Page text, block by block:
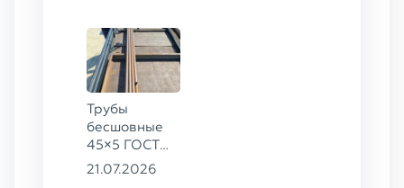
Трубы
бесшовные
45×5 ГОСТ
8734-75, ст.
21.07.2026